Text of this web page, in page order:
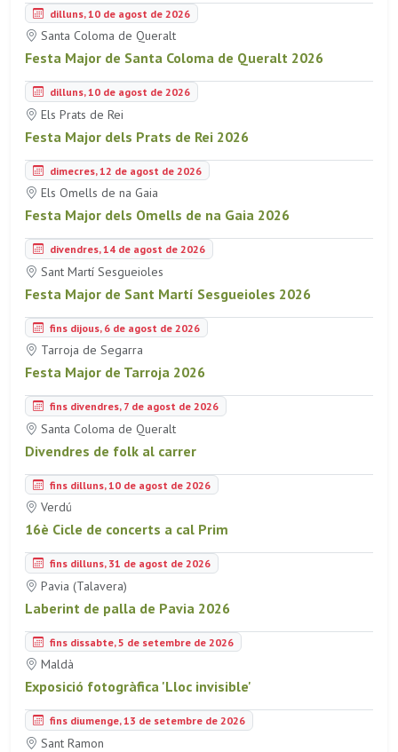
dilluns, 10 de agost de 2026
Santa Coloma de Queralt
Festa Major de Santa Coloma de Queralt 2026
dilluns, 10 de agost de 2026
Els Prats de Rei
Festa Major dels Prats de Rei 2026
dimecres, 12 de agost de 2026
Els Omells de na Gaia
Festa Major dels Omells de na Gaia 2026
divendres, 14 de agost de 2026
Sant Martí Sesgueioles
Festa Major de Sant Martí Sesgueioles 2026
fins dijous, 6 de agost de 2026
Tarroja de Segarra
Festa Major de Tarroja 2026
fins divendres, 7 de agost de 2026
Santa Coloma de Queralt
Divendres de folk al carrer
fins dilluns, 10 de agost de 2026
Verdú
16è Cicle de concerts a cal Prim
fins dilluns, 31 de agost de 2026
Pavia (Talavera)
Laberint de palla de Pavia 2026
fins dissabte, 5 de setembre de 2026
Maldà
Exposició fotogràfica 'Lloc invisible'
fins diumenge, 13 de setembre de 2026
Sant Ramon